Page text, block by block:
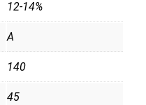
12-14%
А
140
45